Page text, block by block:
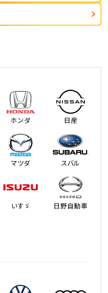
ホンダ 日産
マツダ スバル
いすゞ 日野自動車